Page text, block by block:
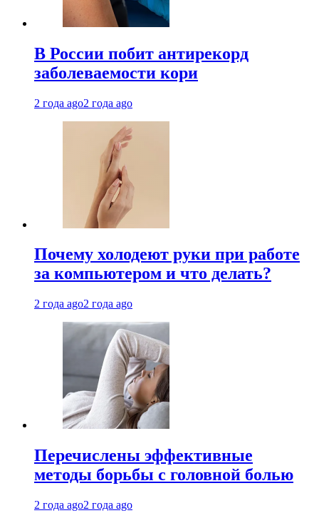
В России побит антирекорд
заболеваемости кори
2 года ago2 года ago
Почему холодеют руки при работе
за компьютером и что делать?
2 года ago2 года ago
Перечислены эффективные
методы борьбы с головной болью
2 года ago2 года ago